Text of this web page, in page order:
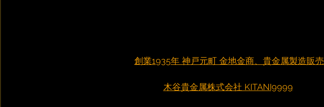
創業1935年 神戸元町 金地金商、貴金属製造販売
木谷貴金属株式会社 KITANI9999